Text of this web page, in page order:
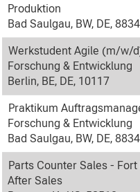
Produktion
Bad Saulgau, BW, DE,
Werkstudent Agile (m/w/
Forschung & Entwicklung
Berlin, BE, DE, 10117
Praktikum
Forschung & Entwicklung
Bad Saulgau, BW, DE,
Parts Counter Sales - Fort
After Sales